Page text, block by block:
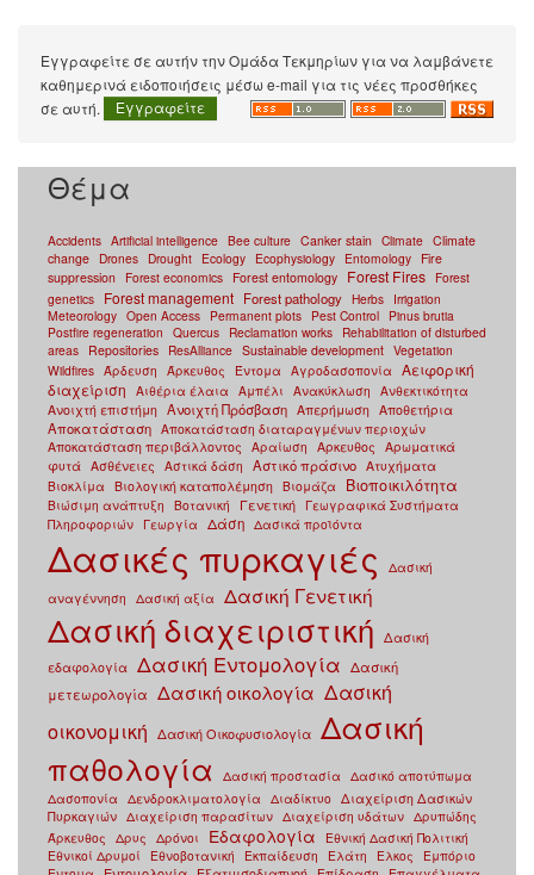
Εγγραφείτε σε αυτήν την Ομάδα Τεκμηρίων για να λαμβάνετε
καθημερινά ειδοποιήσεις μέσω e-mail για τις νέες προσθήκες
σε αυτή.
Θέμα
Accidents Artificial intelligence Bee culture Canker stain Climate Climate
change Drones Drought Ecology Ecophysiology Entomology Fire
suppression Forest economics Forest entomology Forest Fires Forest
genetics Forest management Forest pathology Herbs Irrigation
Meteorology Open Access Permanent plots Pest Control Pinus brutia
Postfire regeneration Quercus Reclamation works Rehabilitation of disturbed
areas Repositories ResAlliance Sustainable development Vegetation
Wildfires Άρδευση Άρκευθος Έντομα Αγροδασοπονία Αειφορική
διαχείριση Αιθέρια έλαια Αμπέλι Ανακύκλωση Ανθεκτικότητα
Ανοιχτή επιστήμη Ανοιχτή Πρόσβαση Απερήμωση Αποθετήρια
Αποκατάσταση Αποκατάσταση διαταραγμένων περιοχών
Αποκατάσταση περιβάλλοντος Αραίωση Αρκευθος Αρωματικά
φυτά Ασθένειες Αστικά δάση Αστικό πράσινο Ατυχήματα
Βιοκλίμα Βιολογική καταπολέμηση Βιομάζα Βιοποικιλότητα
Βιώσιμη ανάπτυξη Βοτανική Γενετική Γεωγραφικά Συστήματα
Πληροφοριών Γεωργία Δάση Δασικά προϊόντα
Δασικές πυρκαγιές
Δασική
αναγέννηση Δασική αξία Δασική Γενετική
Δασική διαχειριστική Δασική
εδαφολογία Δασική Εντομολογία Δασική
μετεωρολογία Δασική οικολογία Δασική
οικονομική Δασική Οικοφυσιολογία Δασική
παθολογία
Δασική προστασία Δασικό αποτύπωμα
Δασοπονία Δενδροκλιματολογία Διαδίκτυο Διαχείριση Δασικών
Πυρκαγιών Διαχείριση παρασίτων Διαχείριση υδάτων Δρυπώδης
Άρκευθος Δρυς Δρόνοι Εδαφολογία
Εθνική Δασική Πολιτική
Εθνικοί Δρυμοί
Εθνοβοτανική Εκπαίδευση Ελάτη Ελκος
Εμπόριο